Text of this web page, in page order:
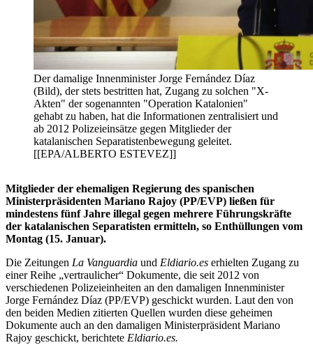
Der damalige Innenminister Jorge Fernández Díaz
(Bild), der stets bestritten hat, Zugang zu solchen "X-
Akten" der sogenannten "Operation Katalonien"
gehabt zu haben, hat die Informationen zentralisiert und
ab 2012 Polizeieinsätze gegen Mitglieder der
katalanischen Separatistenbewegung geleitet.
[[EPA/ALBERTO ESTEVEZ]]
Mitglieder der ehemaligen Regierung des spanischen
Ministerpräsidenten Mariano Rajoy (PP/EVP) ließen für
mindestens fünf Jahre illegal gegen mehrere Führungskräfte
der katalanischen Separatisten ermitteln, so Enthüllungen vom
Montag (15. Januar).
Die Zeitungen La Vanguardia und Eldiario.es erhielten Zugang zu
einer Reihe „vertraulicher“ Dokumente, die seit 2012 von
verschiedenen Polizeieinheiten an den damaligen Innenminister
Jorge Fernández Díaz (PP/EVP) geschickt wurden. Laut den von
den beiden Medien zitierten Quellen wurden diese geheimen
Dokumente auch an den damaligen Ministerpräsident Mariano
Rajoy geschickt, berichtete Eldiario.es.